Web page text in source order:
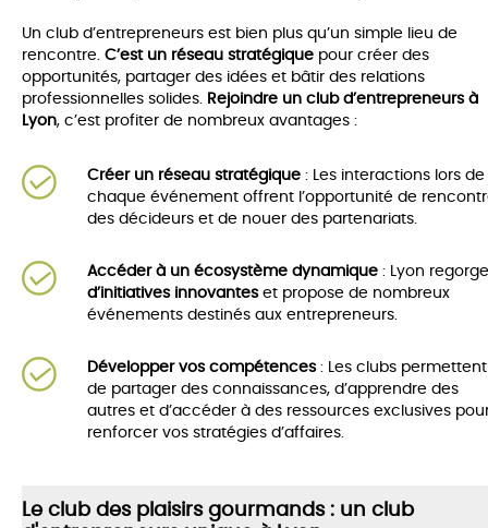
Un club d’entrepreneurs est bien plus qu’un simple lieu de
rencontre. C’est un réseau stratégique pour créer des
opportunités, partager des idées et bâtir des relations
professionnelles solides. Rejoindre un club d’entrepreneurs à
Lyon, c’est profiter de nombreux avantages :
Créer un réseau stratégique : Les interactions lors de
chaque événement offrent l’opportunité de
des décideurs et de nouer des partenariats.
Accéder à un écosystème dynamique : Lyon regorge
d’initiatives innovanteset propose de nombreux
événements destinés aux entrepreneurs.
Développer vos compétences: Les clubs permettent
de partager des connaissances, d’apprendre des
autres et d’accéder à des ressources exclusives
renforcer vos stratégies d’affaires.
Le club des plaisirs gourmands : un club